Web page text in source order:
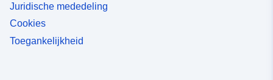
Juridische mededeling
Cookies
Toegankelijkheid